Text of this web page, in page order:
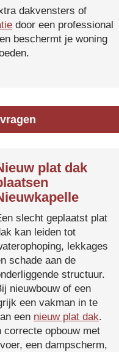
dakvensters of
door een professional
beschermt je woning
plat dak
slecht geplaatst plat
kan leiden tot
lekkages
schade aan de
structuur.
nieuwbouw of een
een vakman in te
een nieuw plat dak.
correcte opbouw met
een dampscherm,